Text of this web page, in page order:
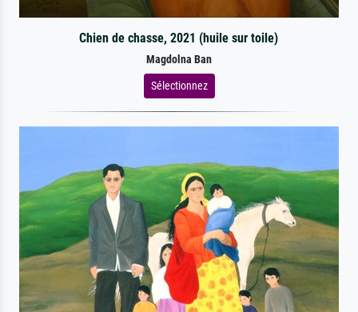
Chien de chasse, 2021 (huile sur toile)
Magdolna Ban
Sélectionnez